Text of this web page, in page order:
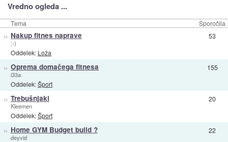
Vredno ogleda ...
Tema Sporočila
» Nakup fitnes naprave
;-)
Oddelek: Loža
53
» Oprema domačega fitnesa
i33a
Oddelek:Šport
155
» Trebušnjaki
Kleemen
Oddelek:Šport
20
» Home GYM Budget build ?
deyvid
22